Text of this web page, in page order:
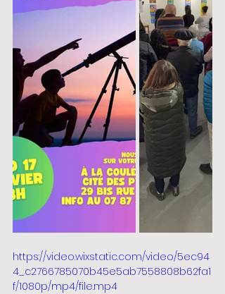
https://video.wixstatic.com/video/5ec94
4_c2766785070b45e5ab7558808b62fa1
f/1080p/mp4/file.mp4